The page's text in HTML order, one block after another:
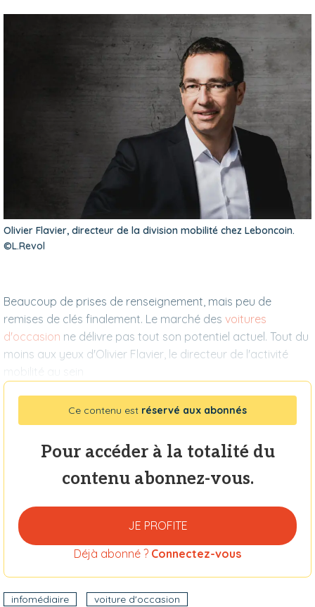
Olivier Flavier, directeur de la division mobilité chez Leboncoin.
©L.Revol
Beaucoup de prises de renseignement, mais peu de
remises de clés finalement. Le marché des voitures
d'occasion ne délivre pas tout son potentiel actuel. Tout du
moins aux yeux d'Olivier Flavier, le directeur de l'activité
mobilité au sein
Ce contenu est réservé aux abonnés
Pour accéder à la totalité du
contenu abonnez-vous.
JE PROFITE
Déjà abonné ? Connectez-vous
infomédiaire voiture d'occasion